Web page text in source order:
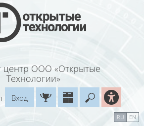
центр ООО «Открытые
Технологии»
Введите
Вход
RU EN